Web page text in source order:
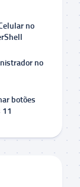
no
no
botões
11